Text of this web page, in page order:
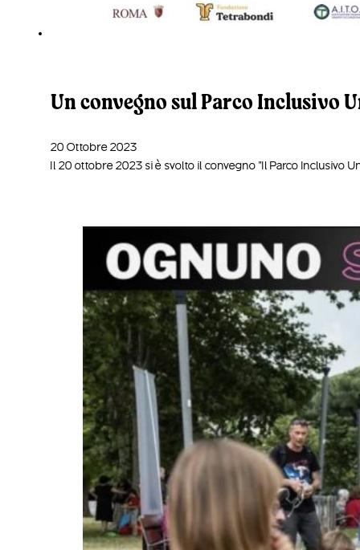
Un convegno sul Parco Inclusivo
20 Ottobre 2023
Il 20 ottobre 2023 si è svolto il convegno "Il Parco Inclusivo